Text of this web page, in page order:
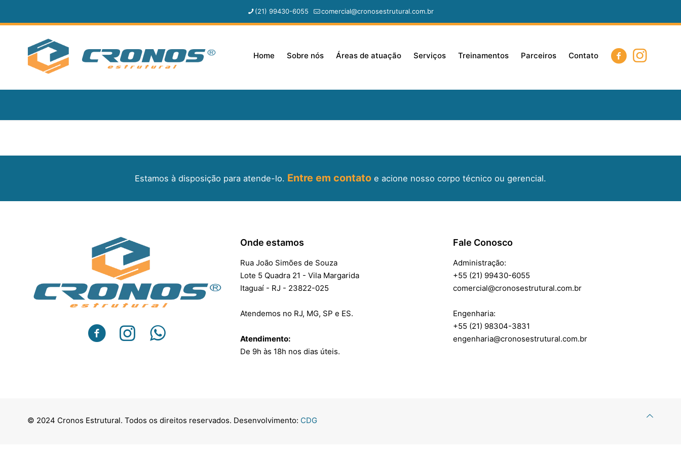
(21) 99430-6055 comercial@cronosestrutural.com.br
Home Sobre nós Áreas de atuação Serviços Treinamentos Parceiros Contato
Estamos à disposição para atende-lo. Entre em contato e acione nosso corpo técnico ou gerencial.
Onde estamos
Rua João Simões de Souza
Lote 5 Quadra 21 - Vila Margarida
Itaguaí - RJ - 23822-025
Atendemos no RJ, MG, SP e ES.
Atendimento:
De 9h às 18h nos dias úteis.
Fale Conosco
Administração:
+55 (21) 99430-6055
comercial@cronosestrutural.com.br
Engenharia:
+55 (21) 98304-3831
engenharia@cronosestrutural.com.br
© 2024 Cronos Estrutural. Todos os direitos reservados. Desenvolvimento: CDG